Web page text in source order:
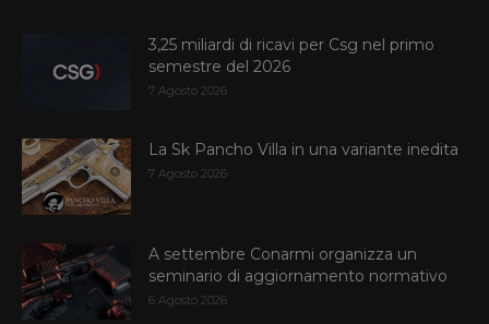
3,25 miliardi di ricavi per Csg nel primo
semestre del 2026
7 Agosto 2026
La Sk Pancho Villa in una variante inedita
7 Agosto 2026
A settembre Conarmi organizza un
seminario di aggiornamento normativo
6 Agosto 2026